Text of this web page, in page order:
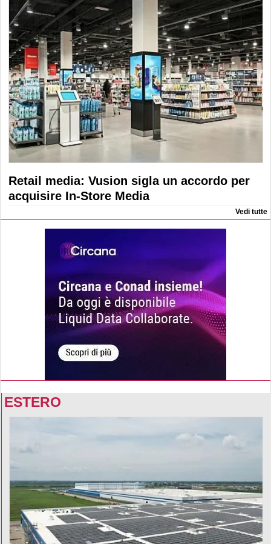
Retail media: Vusion sigla un accordo per
acquisire In-Store Media
Vedi tutte
ESTERO